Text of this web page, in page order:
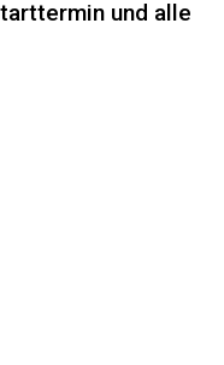
und alle